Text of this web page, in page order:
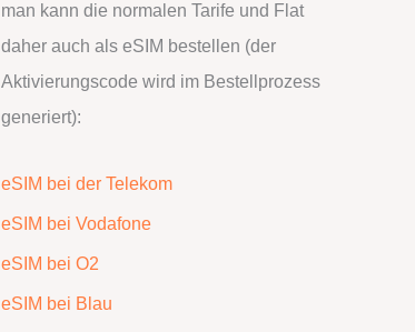
man kann die normalen Tarife und Flat
daher auch als eSIM bestellen (der
Aktivierungscode wird im Bestellprozess
generiert):
eSIM bei der Telekom
eSIM bei Vodafone
eSIM bei O2
eSIM bei Blau